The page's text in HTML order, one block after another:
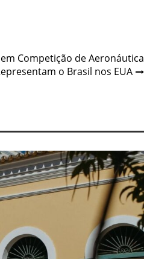
Competição de Aeronáutica
o Brasil nos EUA